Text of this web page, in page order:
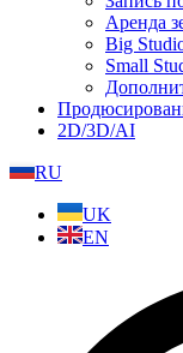
Аренда
Big
Small
2D/3D/AI
RU
UK
EN